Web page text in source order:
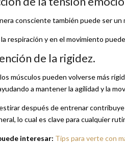
consciente también puede ser un
respiración y en el movimiento
de la rigidez.
músculos pueden volverse más
a mantener la agilidad y la
después de entrenar
lo cual es clave para cualquier
interesar: Tips para verte con